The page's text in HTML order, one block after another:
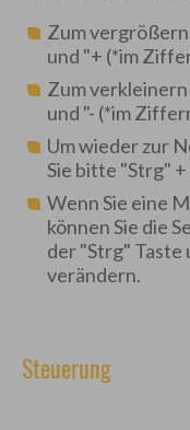
Zum
und "+ (*im
Zum
und "- (*im
Um wieder zur
Sie bitte "Strg"
Wenn Sie eine
können Sie die
der "Strg" Taste
verändern.
Steuerung